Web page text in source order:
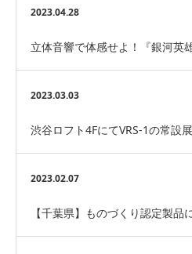
表彰して頂きました
2023.04.28
立体音響で体感せよ！『銀河英
神々の黄昏（ラグナロック）作
2023.03.03
渋谷ロフト4FにてVRS-1の常設
2023.02.07
【千葉県】ものづくり認定製品